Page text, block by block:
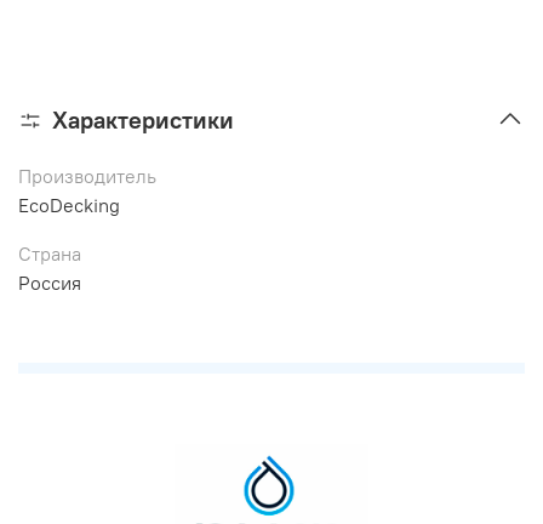
Характеристики
Производитель
EcoDecking
Страна
Россия